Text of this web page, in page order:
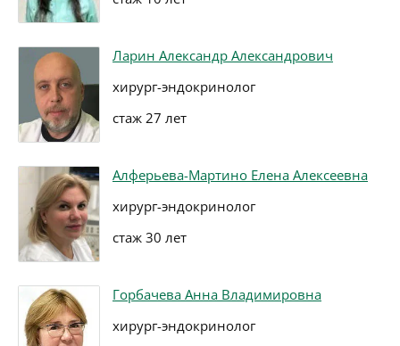
Ларин Александр Александрович
хирург-эндокринолог
стаж 27 лет
Алферьева-Мартино Елена Алексеевна
хирург-эндокринолог
стаж 30 лет
Горбачева Анна Владимировна
хирург-эндокринолог